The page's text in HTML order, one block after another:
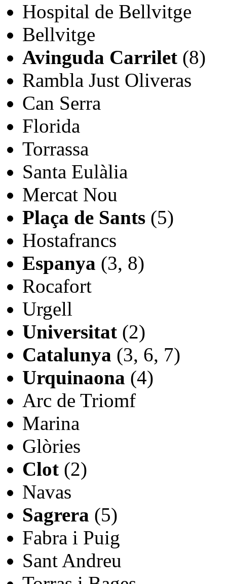
Hospital de Bellvitge
Bellvitge
Avinguda Carrilet (8)
Rambla Just Oliveras
Can Serra
Florida
Torrassa
Santa Eulàlia
Mercat Nou
Plaça de Sants (5)
Hostafrancs
Espanya (3, 8)
Rocafort
Urgell
Universitat (2)
Catalunya (3, 6, 7)
Urquinaona (4)
Arc de Triomf
Marina
Glòries
Clot (2)
Navas
Sagrera (5)
Fabra i Puig
Sant Andreu